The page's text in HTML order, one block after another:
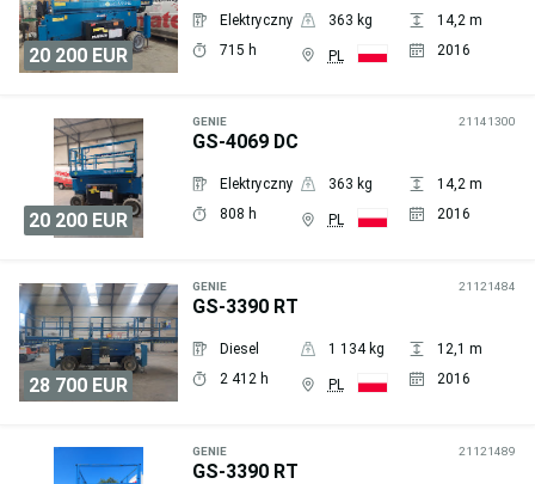
20 200 EUR
Elektryczny 363 kg
14,2 m
715 h
PL 2016
20 200 EUR
GENIE
GS-4069 DC
21141300
Elektryczny 363 kg
14,2 m
808 h
PL 2016
28 700 EUR
GENIE
GS-3390 RT
21121484
Diesel 1 134 kg
12,1 m
2 412 h
PL 2016
GENIE
GS-3390 RT
21121489